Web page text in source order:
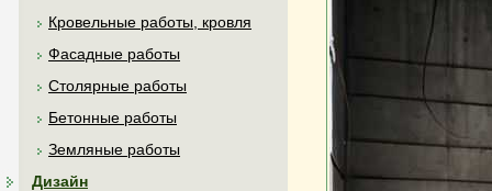
Кровельные работы, кровля
Фасадные работы
Столярные работы
Бетонные работы
Земляные работы
Дизайн